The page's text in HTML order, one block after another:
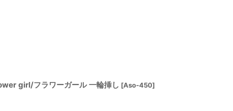
girl/フラワーガール 一輪挿し [Aso-450]